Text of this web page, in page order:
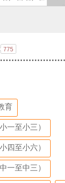
775
育
一至小三）
四至小六）
一至中三）